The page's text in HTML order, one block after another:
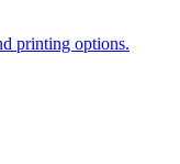
printing options.